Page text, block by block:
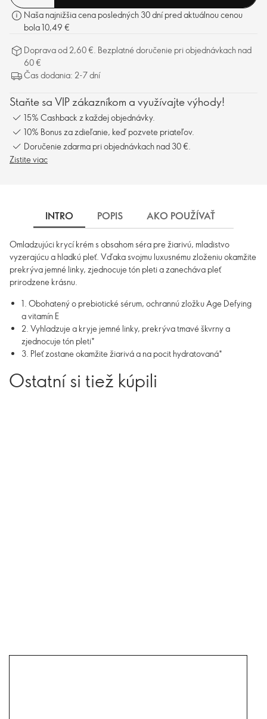
Naša najnižšia cena posledných 30 dní pred aktuálnou cenou
bola 10,49 €
Doprava od 2,60 €. Bezplatné doručenie pri objednávkach nad
60 €
Čas dodania: 2-7 dní
Staňte sa VIP zákazníkom a využívajte výhody!
15% Cashback z každej objednávky.
10% Bonus za zdieľanie, keď pozvete priateľov.
Doručenie zdarma pri objednávkach nad 30 €.
Zistite viac
INTRO POPIS AKO POUŽÍVAŤ
Omladzujúci krycí krém s obsahom séra pre žiarivú, mladistvo
vyzerajúcu a hladkú pleť. Vďaka svojmu luxusnému zloženiu okamžite
prekrýva jemné linky, zjednocuje tón pleti a zanecháva pleť
prirodzene krásnu.
1. Obohatený o prebiotické sérum, ochrannú zložku Age Defying
a vitamín E
2. Vyhladzuje a kryje jemné linky, prekrýva tmavé škvrny a
zjednocuje tón pleti*
3. Pleť zostane okamžite žiarivá a na pocit hydratovaná*
Ostatní si tiež kúpili